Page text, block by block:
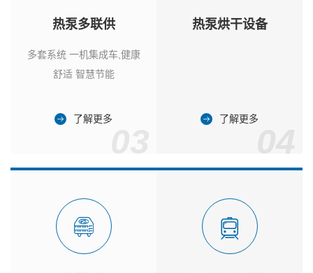
热泵多联供
多套系统 一机集成车,健康
舒适 智慧节能
了解更多
热泵烘干设备
了解更多